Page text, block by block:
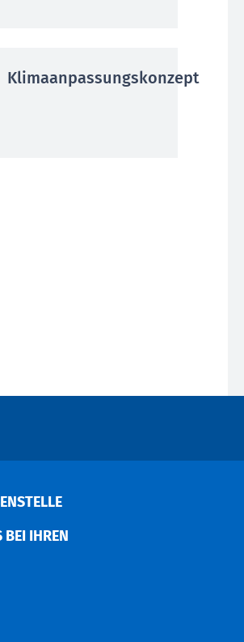
Klimaanpassungskonzept
V
IHREN P